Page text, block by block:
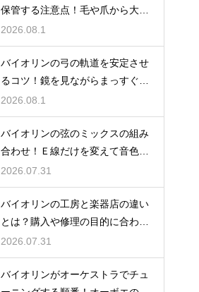
保管する注意点！毛や爪から大切
な楽器を守る
2026.08.1
バイオリンの弓の軌道を安定させ
るコツ！鏡を見ながらまっすぐ弾
く練習法
2026.08.1
バイオリンの弦のミックスの組み
合わせ！Ｅ線だけを変えて音色の
バランスをとる
2026.07.31
バイオリンの工房と楽器店の違い
とは？購入や修理の目的に合わせ
た選び方
2026.07.31
バイオリンがオーケストラでチュ